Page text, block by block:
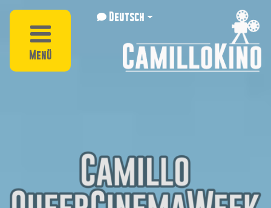
Menü
Deutsch